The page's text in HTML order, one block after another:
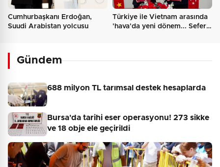
Cumhurbaşkanı Erdoğan,
Suudi Arabistan yolcusu
Türkiye ile Vietnam arasında
'hava'da yeni dönem... Sefer
Gündem
688 milyon TL tarımsal destek hesaplarda
Bursa'da tarihi eser operasyonu! 273 sikke
ve 18 obje ele geçirildi